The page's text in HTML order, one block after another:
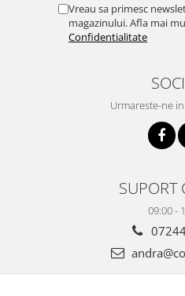
Vreau sa primesc
magazinului. Afla mai
Confidentialitate
Urmareste-ne
SUPORT
09:00 -